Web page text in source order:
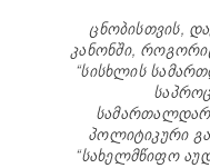
ცნობისთვის,
კანონში,
“სისხლის
პოლიტიკური
“სახელმწიფო